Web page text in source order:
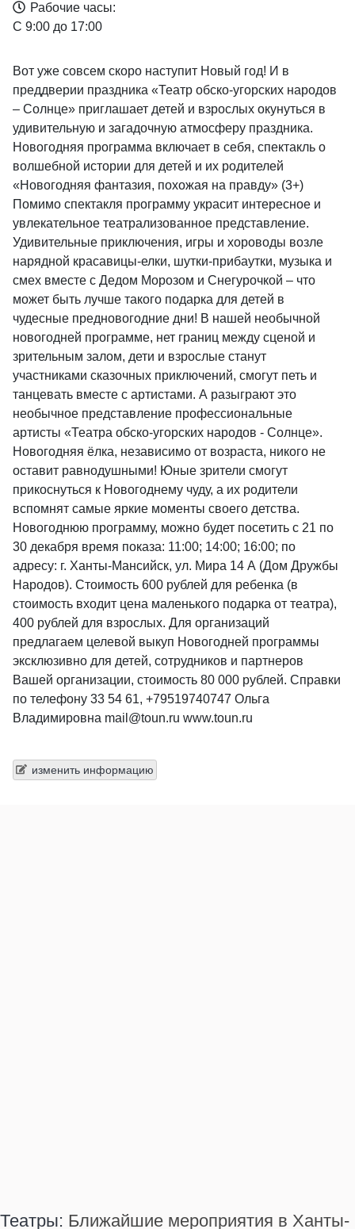
Рабочие часы:
С 9:00 до 17:00
Вот уже совсем скоро наступит Новый год! И в
преддверии праздника «Театр обско-угорских народов
– Солнце» приглашает детей и взрослых окунуться в
удивительную и загадочную атмосферу праздника.
Новогодняя программа включает в себя, спектакль о
волшебной истории для детей и их родителей
«Новогодняя фантазия, похожая на правду» (3+)
Помимо спектакля программу украсит интересное и
увлекательное театрализованное представление.
Удивительные приключения, игры и хороводы возле
нарядной красавицы-елки, шутки-прибаутки, музыка и
смех вместе с Дедом Морозом и Снегурочкой – что
может быть лучше такого подарка для детей в
чудесные предновогодние дни! В нашей необычной
новогодней программе, нет границ между сценой и
зрительным залом, дети и взрослые станут
участниками сказочных приключений, смогут петь и
танцевать вместе с артистами. А разыграют это
необычное представление профессиональные
артисты «Театра обско-угорских народов - Солнце».
Новогодняя ёлка, независимо от возраста, никого не
оставит равнодушными! Юные зрители смогут
прикоснуться к Новогоднему чуду, а их родители
вспомнят самые яркие моменты своего детства.
Новогоднюю программу, можно будет посетить с 21 по
30 декабря время показа: 11:00; 14:00; 16:00; по
адресу: г. Ханты-Мансийск, ул. Мира 14 А (Дом Дружбы
Народов). Стоимость 600 рублей для ребенка (в
стоимость входит цена маленького подарка от театра),
400 рублей для взрослых. Для организаций
предлагаем целевой выкуп Новогодней программы
эксклюзивно для детей, сотрудников и партнеров
Вашей организации, стоимость 80 000 рублей. Справки
по телефону 33 54 61, +79519740747 Ольга
Владимировна mail@toun.ru www.toun.ru
изменить информацию
Театры: Ближайшие мероприятия в Ханты-